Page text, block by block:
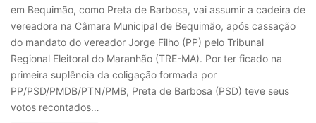
em Bequimão, como Preta de Barbosa, vai assumir a cadeira de
vereadora na Câmara Municipal de Bequimão, após cassação
do mandato do vereador Jorge Filho (PP) pelo Tribunal
Regional Eleitoral do Maranhão (TRE-MA). Por ter ficado na
primeira suplência da coligação formada por
PP/PSD/PMDB/PTN/PMB, Preta de Barbosa (PSD) teve seus
votos recontados…